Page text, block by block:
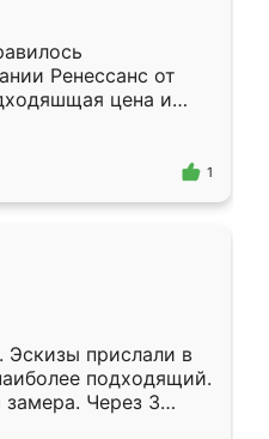
Ренессанс от
цена и
Приехавший
самый
1
Эскизы прислали в
подходящий.
замера. Через 3
готова. Остались